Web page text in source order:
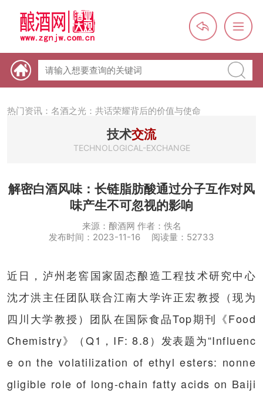
热门资讯：未来，传统酒类经销商群体会消失吗？
热门资讯：首批28个酒品牌入选中国消费名品，不仅仅是荣誉那
么简单
热门资讯：2024年上市酒企业第三季度报（白酒、啤酒、葡萄
技术交流
TECHNOLOGICAL-EXCHANGE
解密白酒风味：长链脂肪酸通过分子互作对风
味产生不可忽视的影响
来源：酿酒网 作者：佚名
发布时间：2023-11-16 阅读量：52733
近日，泸州老窖国家固态酿造工程技术研究中心
沈才洪主任团队联合江南大学许正宏教授（现为
四川大学教授）团队在国际食品Top期刊《Food
Chemistry》（Q1，IF: 8.8）发表题为“Influenc
e on the volatilization of ethyl esters: nonne
gligible role of long-chain fatty acids on Baiji